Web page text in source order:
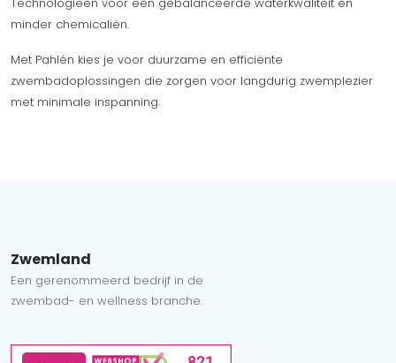
minder chemicaliën.
Met Pahlén kies je voor duurzame en efficiënte
zwembadoplossingen die zorgen voor langdurig zwemplezier
met minimale inspanning.
Zwemland
Een gerenommeerd bedrijf in de
zwembad- en wellness branche.